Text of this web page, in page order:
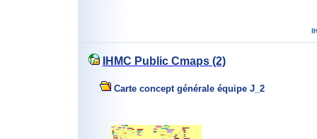
IHMC Public Cmaps (2)
Carte concept générale équipe J_2